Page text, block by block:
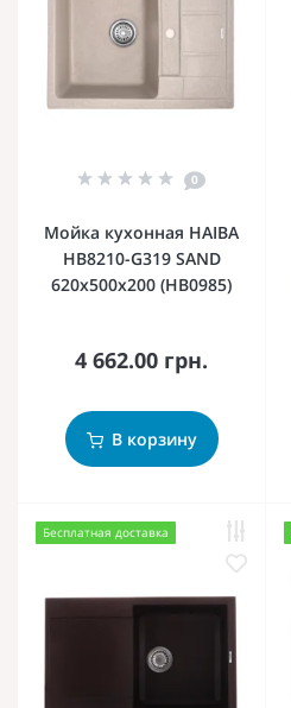
0
Мойка кухонная HAIBA
HB8210-G319 SAND
620x500x200 (HB0985)
4 662.00 грн.
В корзину
Бесплатная доставка